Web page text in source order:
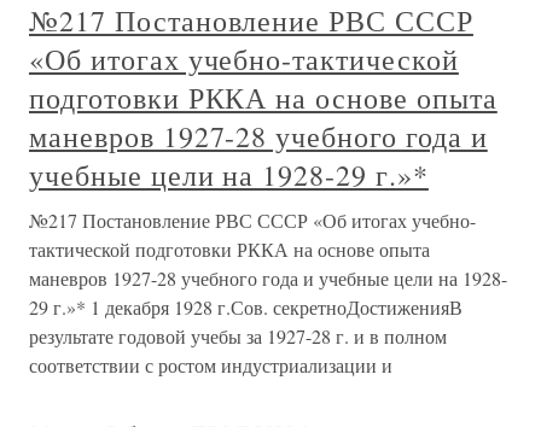
№217 Постановление РВС СССР
«Об итогах учебно-тактической
подготовки РККА на основе опыта
маневров 1927-28 учебного года и
учебные цели на 1928-29 г.»*
№217 Постановление РВС СССР «Об итогах учебно-
тактической подготовки РККА на основе опыта
маневров 1927-28 учебного года и учебные цели на 1928-
29 г.»* 1 декабря 1928 г.Сов. секретноДостиженияВ
результате годовой учебы за 1927-28 г. и в полном
соответствии с ростом индустриализации и